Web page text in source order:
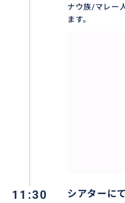
ボルネオ島のサラワク州
ナウ族/マレー
ます。
11:30 シアターに